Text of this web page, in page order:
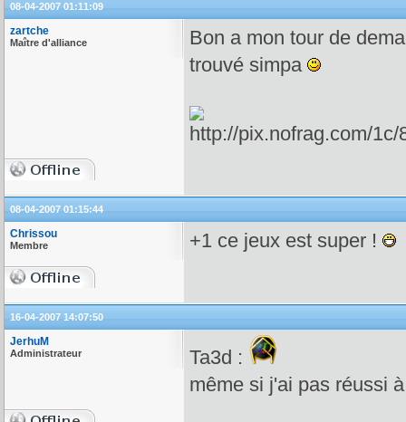
08-04-2007 01:11:09
zartche
Maître d'alliance
Bon a mon tour de
trouvé simpa
08-04-2007 01:15:44
Chrissou
Membre +1 ce jeux est super !
16-04-2007 14:07:50
JerhuM
Administrateur
Ta3d :
même si j'ai pas réussi